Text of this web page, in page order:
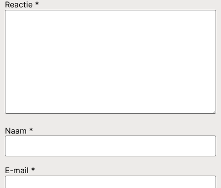
Reactie *
Naam *
E-mail *